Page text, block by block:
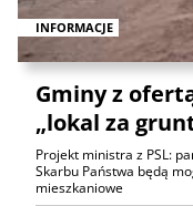
INFORMACJE
Gminy z
„lokal za
Projekt ministra z PSL:
Skarbu Państwa będą
mieszkaniowe